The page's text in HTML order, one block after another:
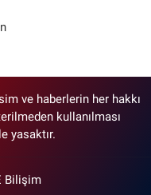
ve haberlerin her hakkı
kullanılması
yasaktır.
Bilişim